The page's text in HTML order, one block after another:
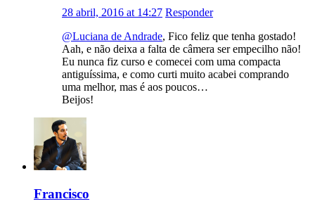
28 abril, 2016 at 14:27 Responder
@Luciana de Andrade, Fico feliz que tenha gostado!
Aah, e não deixa a falta de câmera ser empecilho não!
Eu nunca fiz curso e comecei com uma compacta
antiguíssima, e como curti muito acabei comprando
uma melhor, mas é aos poucos…
Beijos!
Francisco